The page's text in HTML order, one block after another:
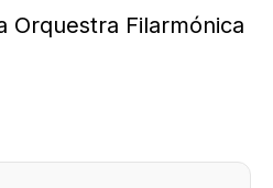
Orquestra Filarmónica